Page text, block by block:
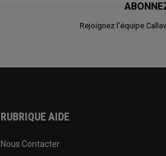
Rejoignez l'équipe
RUBRIQUE AIDE
Nous Contacter